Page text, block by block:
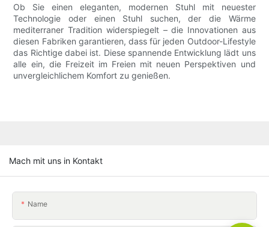
Ob Sie einen eleganten, modernen Stuhl mit neuester
Technologie oder einen Stuhl suchen, der die Wärme
mediterraner Tradition widerspiegelt – die Innovationen aus
diesen Fabriken garantieren, dass für jeden Outdoor-Lifestyle
das Richtige dabei ist. Diese spannende Entwicklung lädt uns
alle ein, die Freizeit im Freien mit neuen Perspektiven und
unvergleichlichem Komfort zu genießen.
Mach mit uns in Kontakt
Name